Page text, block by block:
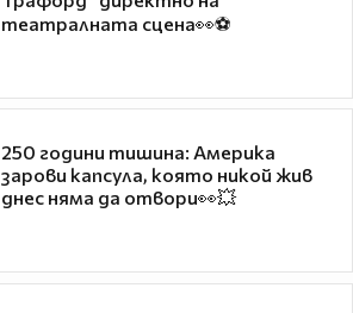
театралната сцена👀⚽
250 години тишина: Америка
зарови капсула, която никой жив
днес няма да отвори👀💥